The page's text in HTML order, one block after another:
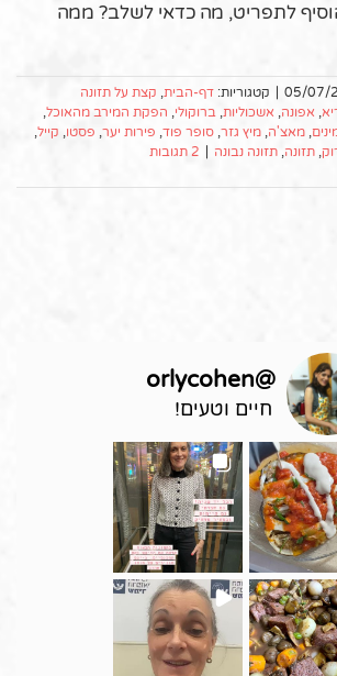
לתפריט, מה כדאי לשלב? ממה
05/07/ קטגוריות: דף-הבית, קצת על תזונה
, אפונה, אשכוליות, ברוקולי, הפקת המירב מהאוכל,
, מאצ'ה, מיץ גזר, סופר פוד, פירות יער, פסטו, קייל,
, תזונה, תזונה נבונה
2 תגובות
@
orlycohen
חיים וטעים!